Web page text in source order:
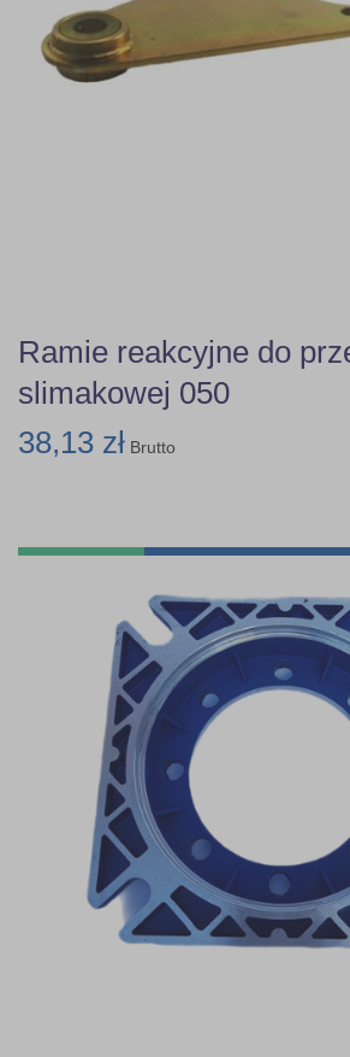
Ramie reakcyjne do
slimakowej 050
38,13 zł Brutto